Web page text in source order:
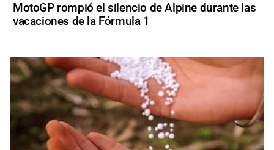
MotoGP rompió el silencio de Alpine durante las
vacaciones de la Fórmula 1